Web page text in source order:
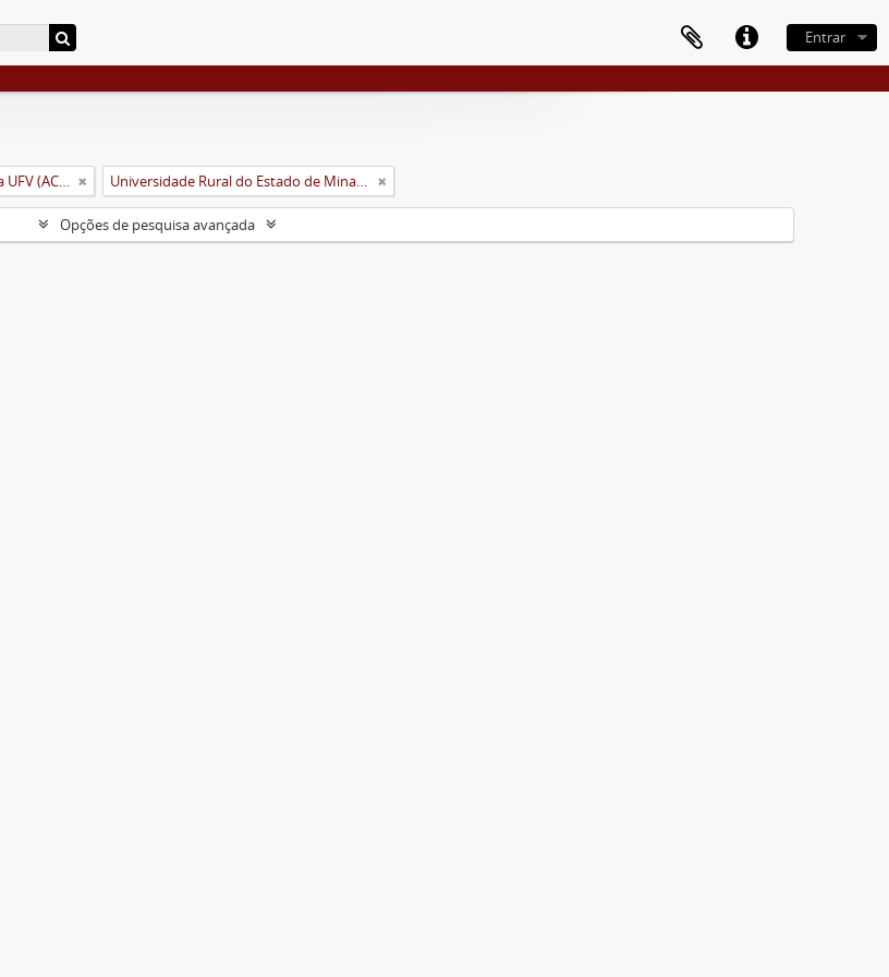
Entrar
Arquivo Central e Histórico da UFV (ACH-UFV) Universidade Rural do Estado de Minas Gerais (Uremg)
Opções de pesquisa avançada